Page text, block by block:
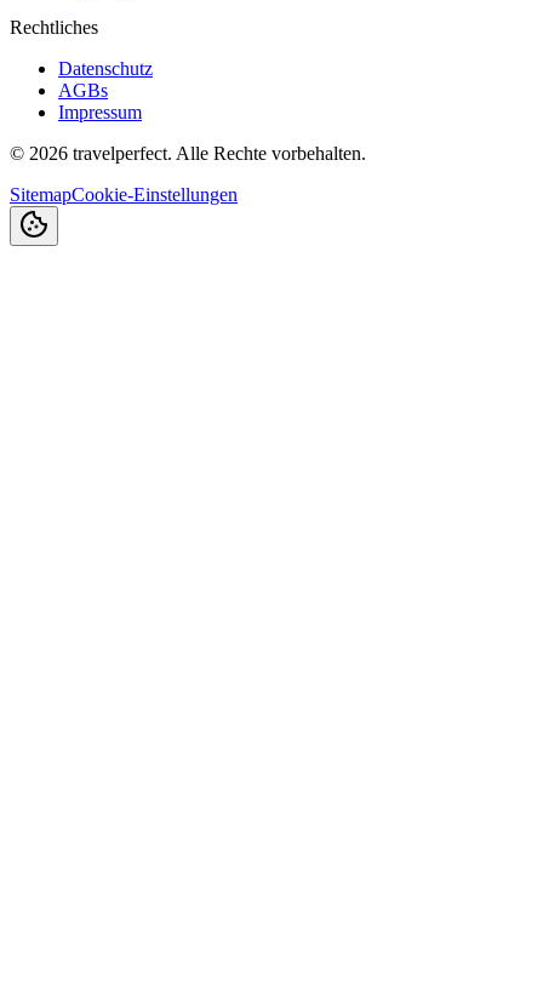
Rechtliches
Datenschutz
AGBs
Impressum
© 2026 travelperfect. Alle Rechte vorbehalten.
SitemapCookie-Einstellungen